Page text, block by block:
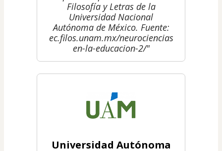
Filosofía y Letras de la
Universidad Nacional
Autónoma de México. Fuente:
ec.filos.unam.mx/neurociencias-
en-la-educacion-2/"
Universidad Autónoma